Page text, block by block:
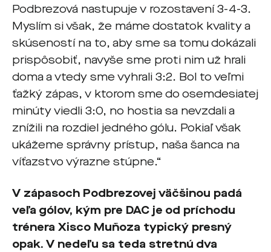
Podbrezová nastupuje v rozostavení 3-4-3.
Myslím si však, že máme dostatok kvality a
skúseností na to, aby sme sa tomu dokázali
prispôsobiť, navyše sme proti nim už hrali
doma a vtedy sme vyhrali 3:2. Bol to veľmi
ťažký zápas, v ktorom sme do osemdesiatej
minúty viedli 3:0, no hostia sa nevzdali a
znížili na rozdiel jedného gólu. Pokiaľ však
ukážeme správny prístup, naša šanca na
víťazstvo výrazne stúpne.“
V zápasoch Podbrezovej väčšinou padá
veľa gólov, kým pre DAC je od príchodu
trénera Xisco Muñoza typický presný
opak. V nedeľu sa teda stretnú dva